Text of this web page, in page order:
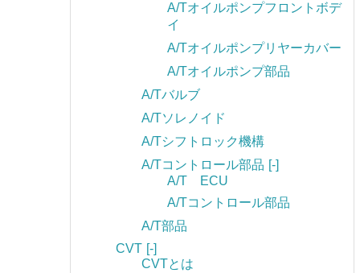
A/Tオイルポンプフロントボデ
イ
A/Tオイルポンプリヤーカバー
A/Tオイルポンプ部品
A/Tバルブ
A/Tソレノイド
A/Tシフトロック機構
A/Tコントロール部品 [-]
A/T ECU
A/Tコントロール部品
A/T部品
CVT [-]
CVTとは